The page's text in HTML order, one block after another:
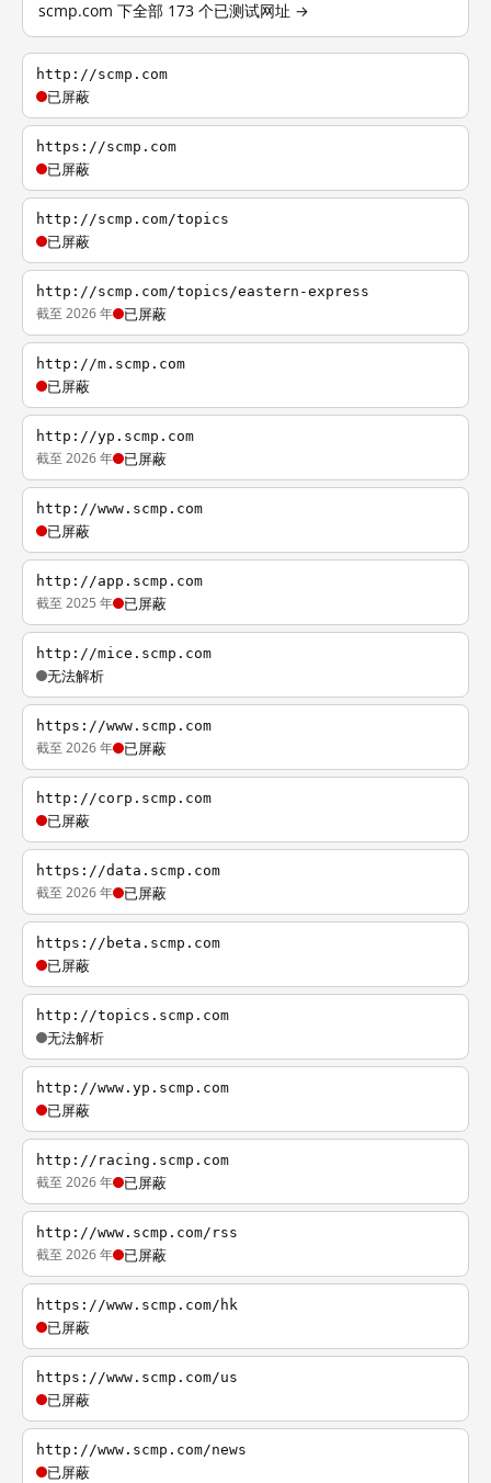
scmp.com 下全部 173 个已测试网址 →
http://scmp.com
已屏蔽
https://scmp.com
已屏蔽
http://scmp.com/topics
已屏蔽
http://scmp.com/topics/eastern-express
截至 2026 年 已屏蔽
http://m.scmp.com
已屏蔽
http://yp.scmp.com
截至 2026 年 已屏蔽
http://www.scmp.com
已屏蔽
http://app.scmp.com
截至 2025 年 已屏蔽
http://mice.scmp.com
无法解析
https://www.scmp.com
截至 2026 年 已屏蔽
http://corp.scmp.com
已屏蔽
https://data.scmp.com
截至 2026 年 已屏蔽
https://beta.scmp.com
已屏蔽
http://topics.scmp.com
无法解析
http://www.yp.scmp.com
已屏蔽
http://racing.scmp.com
截至 2026 年 已屏蔽
http://www.scmp.com/rss
截至 2026 年 已屏蔽
https://www.scmp.com/hk
已屏蔽
https://www.scmp.com/us
已屏蔽
http://www.scmp.com/news
已屏蔽